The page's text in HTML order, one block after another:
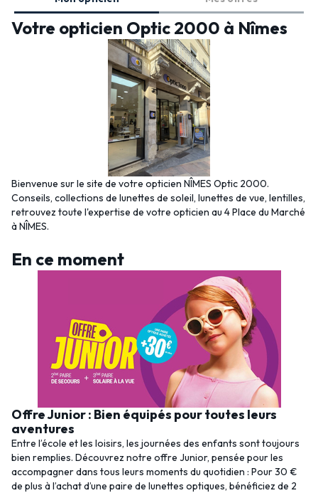
Votre opticien Optic 2000 à Nîmes
Bienvenue sur le site de votre opticien NÎMES Optic 2000.
Conseils, collections de lunettes de soleil, lunettes de vue, lentilles,
retrouvez toute l'expertise de votre opticien au 4 Place du Marché
à NÎMES.
En ce moment
Offre Junior : Bien équipés pour toutes leurs
aventures
Entre l’école et les loisirs, les journées des enfants sont toujours
bien remplies. Découvrez notre offre Junior, pensée pour les
accompagner dans tous leurs moments du quotidien : Pour 30 €
de plus à l’achat d’une paire de lunettes optiques, bénéficiez de 2